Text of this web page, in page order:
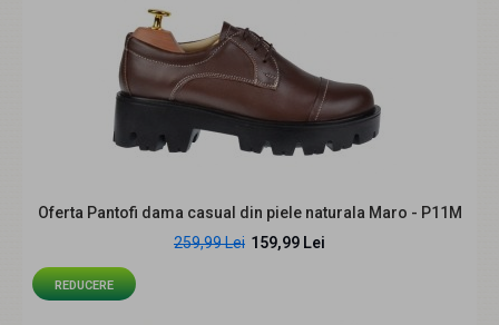
Pantofi dama negri din piele naturala perforata cu talpa
ortopedica CLP16N
239,99 Lei
Descriere produs Pantofii dama CLP16N sunt alegerea
potrivita pentru femeile care vor confort zilni..
Oferta Pantofi dama casual din piele naturala Maro - P11M
259,99 Lei 159,99 Lei
REDUCERE